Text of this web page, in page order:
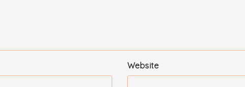
Website